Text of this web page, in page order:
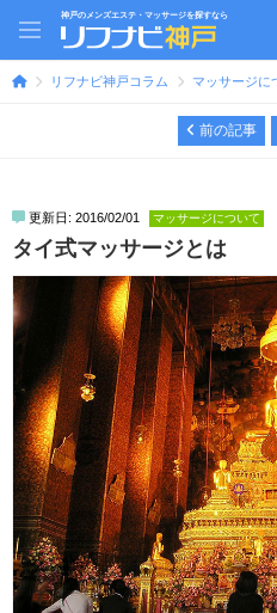
神戸のメンズエステ・マッサージを探すなら
リフナビ神戸コラム マッサージに
前の記事
更新日: 2016/02/01 マッサージについて
タイ式マッサージとは